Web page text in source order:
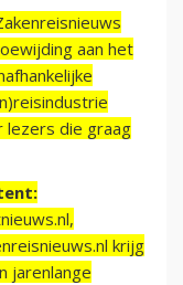
aan het
lezers die graag
krijg
jarenlange